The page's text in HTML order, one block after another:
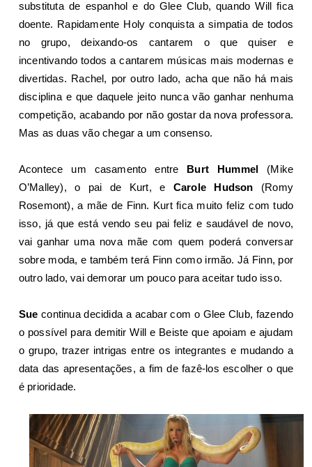
substituta de espanhol e do Glee Club, quando Will fica
doente. Rapidamente Holy conquista a simpatia de todos
no grupo, deixando-os cantarem o que quiser e
incentivando todos a cantarem músicas mais modernas e
divertidas. Rachel, por outro lado, acha que não há mais
disciplina e que daquele jeito nunca vão ganhar nenhuma
competição, acabando por não gostar da nova professora.
Mas as duas vão chegar a um consenso.
Acontece um casamento entre Burt Hummel (Mike
O’Malley), o pai de Kurt, e Carole Hudson (Romy
Rosemont), a mãe de Finn. Kurt fica muito feliz com tudo
isso, já que está vendo seu pai feliz e saudável de novo,
vai ganhar uma nova mãe com quem poderá conversar
sobre moda, e também terá Finn como irmão. Já Finn, por
outro lado, vai demorar um pouco para aceitar tudo isso.
Sue continua decidida a acabar com o Glee Club, fazendo
o possível para demitir Will e Beiste que apoiam e ajudam
o grupo, trazer intrigas entre os integrantes e mudando a
data das apresentações, a fim de fazê-los escolher o que
é prioridade.